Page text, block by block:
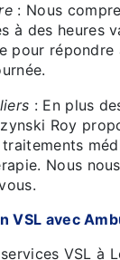
: Nous
à des heures
pour
: En plus
Roy
Nous
VSL avec
VSL à